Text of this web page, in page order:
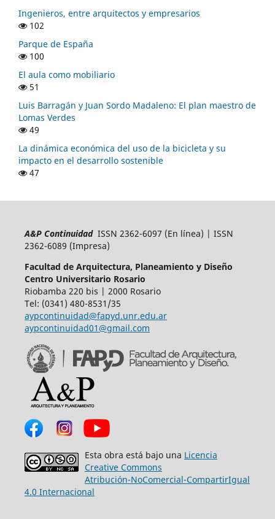
Ingenieros, entre arquitectos y empresarios
102
Parque de España
100
El aula como mobiliario
51
Luis Barragán y Juan Sordo Madaleno: El plan maestro de
Lomas Verdes
49
La dinámica económica del uso de la bicicleta y su
impacto en el desarrollo sostenible
47
A&P ContinuidadISSN 2362-6097 (En línea) | ISSN
2362-6089 (Impresa)
Facultad de Arquitectura, Planeamiento y Diseño
Centro Universitario Rosario
Riobamba 220 bis | 2000 Rosario
Tel: (0341) 480-8531/35
aypcontinuidad@fapyd.unr.edu.ar
aypcontinuidad01@gmail.com
Esta obra está bajo una Licencia
Creative Commons
Atribución-NoComercial-CompartirIgual
4.0 Internacional